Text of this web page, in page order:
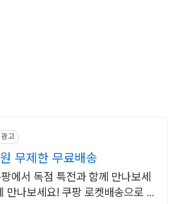
광고
무제한 무료배송
에서 독점 특전과 함께 만나보세
만나보세요! 쿠팡 로켓배송으로 설